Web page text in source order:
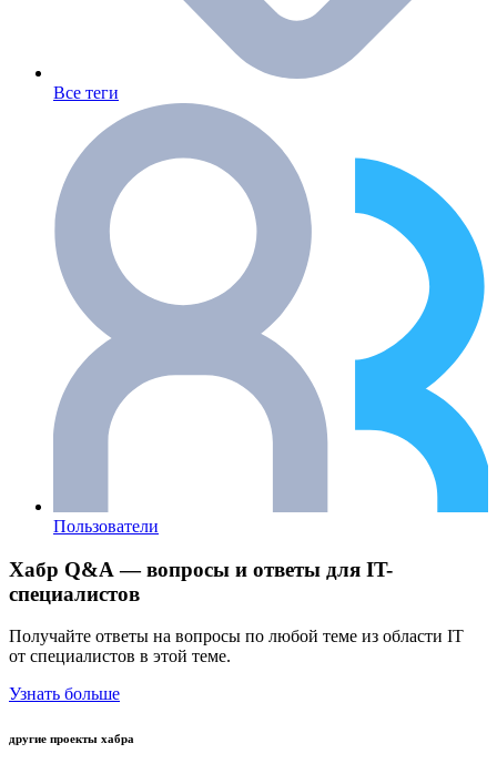
Все теги
Пользователи
Хабр Q&A — вопросы и ответы для IT-
специалистов
Получайте ответы на вопросы по любой теме из области IT
от специалистов в этой теме.
Узнать больше
другие проекты хабра